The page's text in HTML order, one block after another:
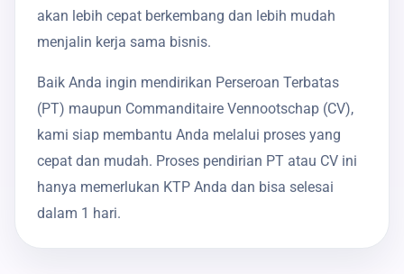
akan lebih cepat berkembang dan lebih mudah
menjalin kerja sama bisnis.
Baik Anda ingin mendirikan Perseroan Terbatas
(PT) maupun Commanditaire Vennootschap (CV),
kami siap membantu Anda melalui proses yang
cepat dan mudah. Proses pendirian PT atau CV ini
hanya memerlukan KTP Anda dan bisa selesai
dalam 1 hari.